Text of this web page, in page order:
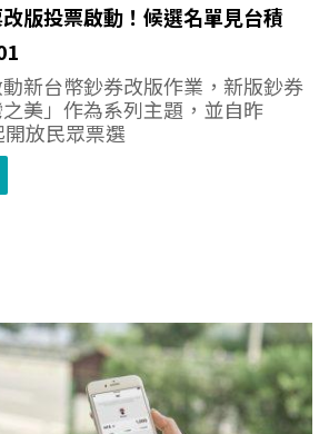
版投票啟動！候選名單見台積
新台幣鈔券改版作業，新版鈔券
美」作為系列主題，並自昨
開放民眾票選